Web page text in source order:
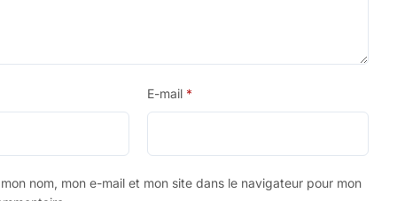
E-mail *
nom, mon e-mail et mon site dans le navigateur pour mon